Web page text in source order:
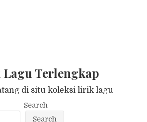
Terlengkap
di situ koleksi lirik lagu
Search
Search